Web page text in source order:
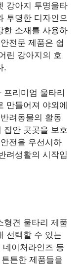
강아지 투명울타
투명한 디자인으
한 소재를 사용하
전문 제품은 쉽
린 강아지의 호
.
프리미엄 울타리
만들어져 야외에
려동물의 활동
집안 곳곳을 보호
전을 우선시하
려생활의 시작입
형견 울타리 제품
선택할 수 있는
이처라인즈 등
튼한 제품들을